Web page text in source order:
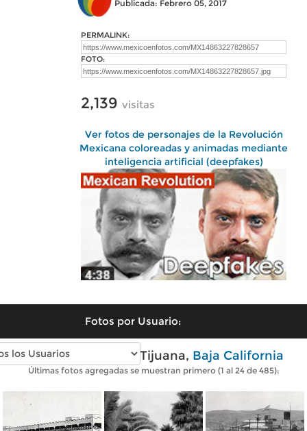
Publicada: Febrero 05, 2017
PERMALINK:
FOTO:
2,139 visitas
Ver fotos de personajes de la Revolución
Mexicana coloreadas y animadas mediante
inteligencia artificial (deepfakes)
Fotos por Usuario:
Fotos antiguas de Tijuana, Baja California
Últimas fotos agregadas se muestran primero (1 al 24 de 485):